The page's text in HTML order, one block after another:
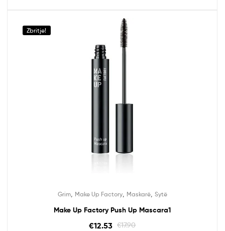
Zbritje!
Grim, Make Up Factory, Maskarë, Sytë
Make Up Factory Push Up Mascara1
€17.90
€12.53